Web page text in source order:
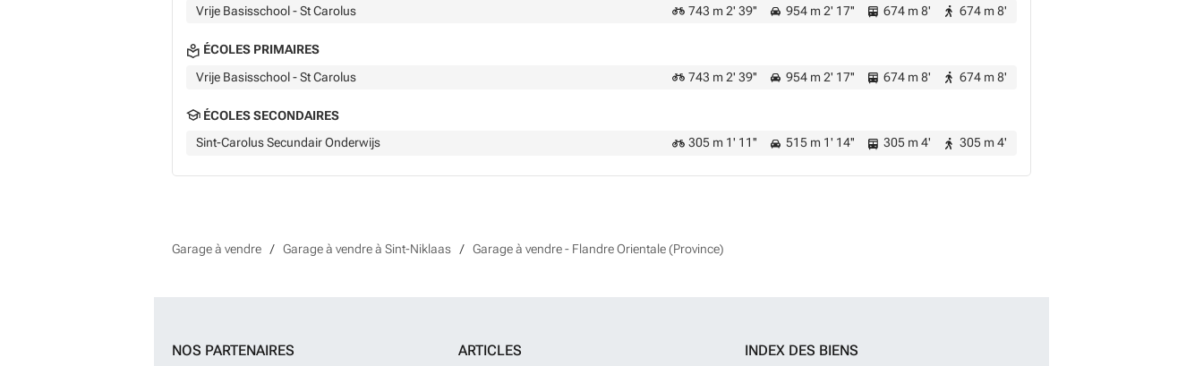
Vrije Basisschool - St Carolus
743 m 2' 39'' 954 m 2' 17'' 674 m 8' 674 m 8'
ÉCOLES PRIMAIRES
Vrije Basisschool - St Carolus
743 m 2' 39'' 954 m 2' 17'' 674 m 8' 674 m 8'
ÉCOLES SECONDAIRES
Sint-Carolus Secundair Onderwijs
305 m 1' 11'' 515 m 1' 14'' 305 m 4' 305 m 4'
Garage à vendre Garage à vendre à Sint-Niklaas Garage à vendre - Flandre Orientale (Province)
NOS PARTENAIRES ARTICLES INDEX DES BIENS